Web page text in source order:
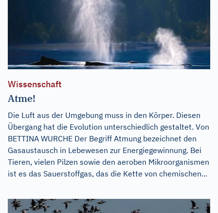
Wissenschaft
Atme!
Die Luft aus der Umgebung muss in den Körper. Diesen
Übergang hat die Evolution unterschiedlich gestaltet. Von
BETTINA WURCHE Der Begriff Atmung bezeichnet den
Gasaustausch in Lebewesen zur Energiegewinnung. Bei
Tieren, vielen Pilzen sowie den aeroben Mikroorganismen
ist es das Sauerstoffgas, das die Kette von chemischen...